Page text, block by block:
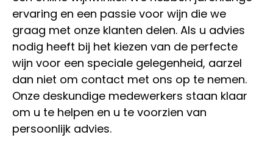
ervaring en een passie voor wijn die we
graag met onze klanten delen. Als u advies
nodig heeft bij het kiezen van de perfecte
wijn voor een speciale gelegenheid, aarzel
dan niet om contact met ons op te nemen.
Onze deskundige medewerkers staan klaar
om u te helpen en u te voorzien van
persoonlijk advies.